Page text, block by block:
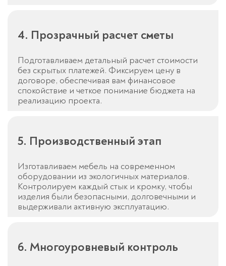
4. Прозрачный расчет сметы
Подготавливаем детальный расчет стоимости
без скрытых платежей. Фиксируем цену в
договоре, обеспечивая вам финансовое
спокойствие и четкое понимание бюджета на
реализацию проекта.
5. Производственный этап
Изготавливаем мебель на современном
оборудовании из экологичных материалов.
Контролируем каждый стык и кромку, чтобы
изделия были безопасными, долговечными и
выдерживали активную эксплуатацию.
6. Многоуровневый контроль